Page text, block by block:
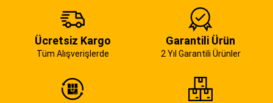
Ücretsiz Kargo
Tüm Alışverişlerde
Garantili Ürün
2 Yıl Garantili Ürünler